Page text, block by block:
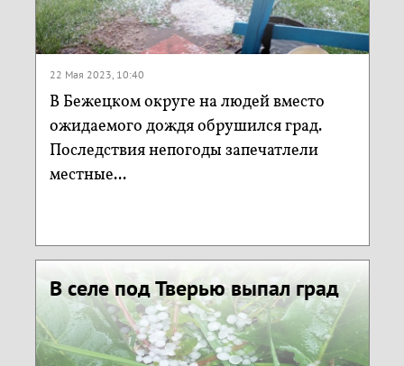
22 Мая 2023, 10:40
В Бежецком округе на людей вместо
ожидаемого дождя обрушился град.
Последствия непогоды запечатлели
местные...
В селе под Тверью выпал град